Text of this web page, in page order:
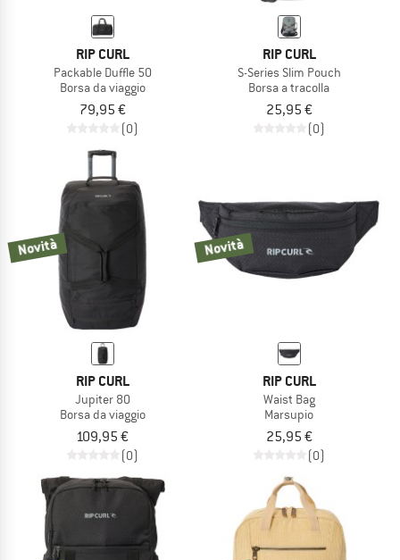
RIP CURL
Packable Duffle 50
Borsa da viaggio
79,95 €
(0)
RIP CURL
S-Series Slim Pouch
Borsa a tracolla
25,95 €
(0)
Novità
RIP CURL
Jupiter 80
Borsa da viaggio
109,95 €
(0)
Novità
RIP CURL
Waist Bag
Marsupio
25,95 €
(0)